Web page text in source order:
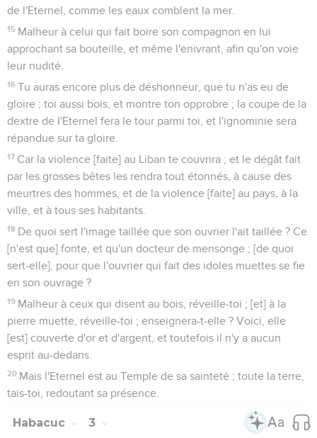
de l'Eternel, comme les eaux comblent la mer.
15 Malheur à celui qui fait boire son compagnon en lui
approchant sa bouteille, et même l'enivrant, afin qu'on voie
leur nudité.
16 Tu auras encore plus de déshonneur, que tu n'as eu de
gloire ; toi aussi bois, et montre ton opprobre ; la coupe de la
dextre de l'Eternel fera le tour parmi toi, et l'ignominie sera
répandue sur ta gloire.
17 Car la violence [faite] au Liban te couvrira ; et le dégât fait
par les grosses bêtes les rendra tout étonnés, à cause des
meurtres des hommes, et de la violence [faite] au pays, à la
ville, et à tous ses habitants.
18 De quoi sert l'image taillée que son ouvrier l'ait taillée ? Ce
[n'est que] fonte, et qu'un docteur de mensonge ; [de quoi
sert-elle], pour que l'ouvrier qui fait des idoles muettes se fie
en son ouvrage ?
19 Malheur à ceux qui disent au bois, réveille-toi ; [et] à la
pierre muette, réveille-toi ; enseignera-t-elle ? Voici, elle
[est] couverte d'or et d'argent, et toutefois il n'y a aucun
esprit au-dedans.
20 Mais l'Eternel est au Temple de sa sainteté ; toute la terre,
tais-toi, redoutant sa présence.
Habacuc 3